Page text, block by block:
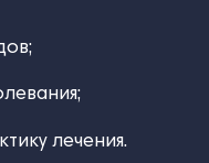
лечения.